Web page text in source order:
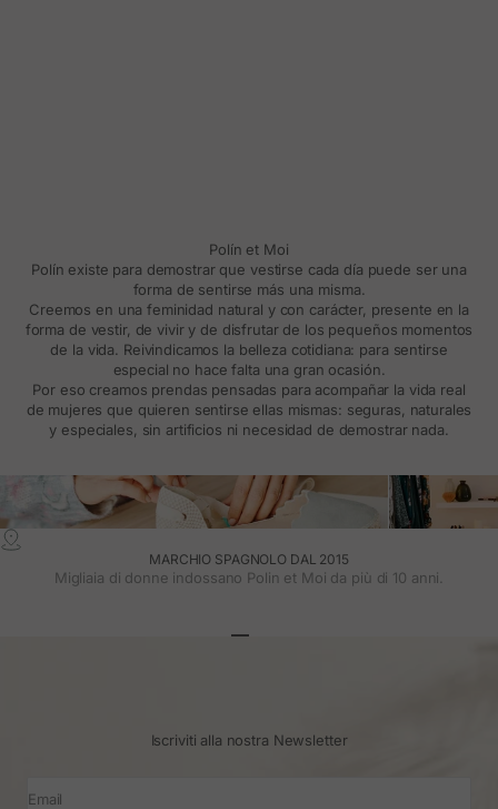
Polín et Moi
Polín existe para demostrar que vestirse cada día puede ser una
forma de sentirse más una misma.
Creemos en una feminidad natural y con carácter, presente en la
forma de vestir, de vivir y de disfrutar de los pequeños momentos
de la vida. Reivindicamos la belleza cotidiana: para sentirse
especial no hace falta una gran ocasión.
Por eso creamos prendas pensadas para acompañar la vida real
de mujeres que quieren sentirse ellas mismas: seguras, naturales
y especiales, sin artificios ni necesidad de demostrar nada.
MARCHIO SPAGNOLO DAL 2015
Migliaia di donne indossano Polin et Moi da più di 10 anni.
Iscriviti alla nostra Newsletter
Email